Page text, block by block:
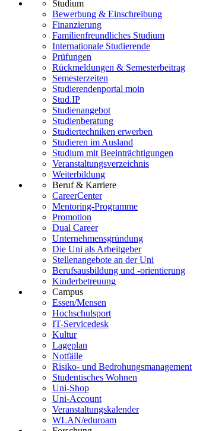
Studium
Bewerbung & Einschreibung
Finanzierung
Familienfreundliches Studium
Internationale Studierende
Prüfungen
Rückmeldungen & Semesterbeitrag
Semesterzeiten
Studierendenportal moin
Stud.IP
Studienangebot
Studienberatung
Studiertechniken erwerben
Studieren im Ausland
Studium mit Beeinträchtigungen
Veranstaltungsverzeichnis
Weiterbildung
Beruf & Karriere
CareerCenter
Mentoring-Programme
Promotion
Dual Career
Unternehmensgründung
Die Uni als Arbeitgeber
Stellenangebote an der Uni
Berufsausbildung und -orientierung
Kinderbetreuung
Campus
Essen/Mensen
Hochschulsport
IT-Servicedesk
Kultur
Lageplan
Notfälle
Risiko- und Bedrohungsmanagement
Studentisches Wohnen
Uni-Shop
Uni-Account
Veranstaltungskalender
WLAN/eduroam